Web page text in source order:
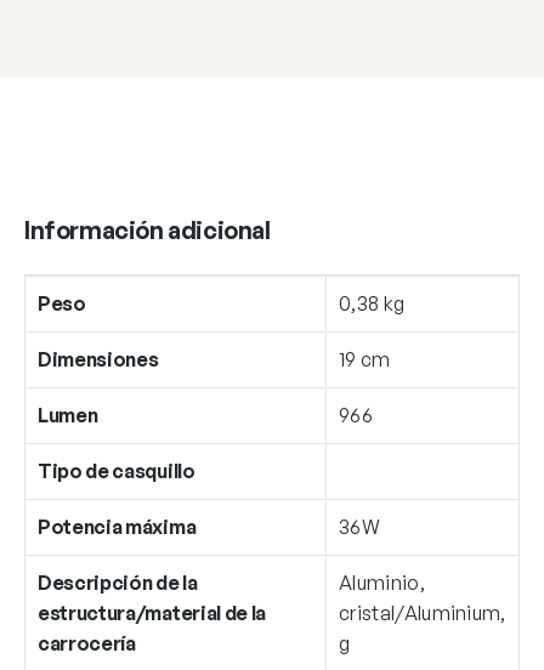
Información adicional
Peso 0,38 kg
Dimensiones 19 cm
Lumen 966
Tipo de casquillo
Potencia máxima 36W
Descripción de la
estructura/material de la
carrocería
Aluminio,
cristal/Aluminium,
g